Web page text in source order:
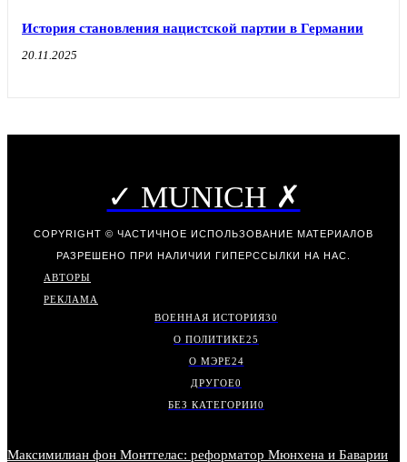
История становления нацистской партии в Германии
20.11.2025
✓ MUNICH ✗
COPYRIGHT © ЧАСТИЧНОЕ ИСПОЛЬЗОВАНИЕ МАТЕРИАЛОВ
РАЗРЕШЕНО ПРИ НАЛИЧИИ ГИПЕРССЫЛКИ НА НАС.
АВТОРЫ
РЕКЛАМА
ВОЕННАЯ ИСТОРИЯ30
О ПОЛИТИКЕ25
О МЭРЕ24
ДРУГОЕ0
БЕЗ КАТЕГОРИИ0
Максимилиан фон Монтгелас: реформатор Мюнхена и Баварии